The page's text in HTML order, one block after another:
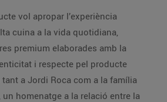
vol apropar l’experiència
cuina a la vida quotidiana,
premium elaborades amb la
i respecte pel producte
a Jordi Roca com a la família
un homenatge a la relació entre la